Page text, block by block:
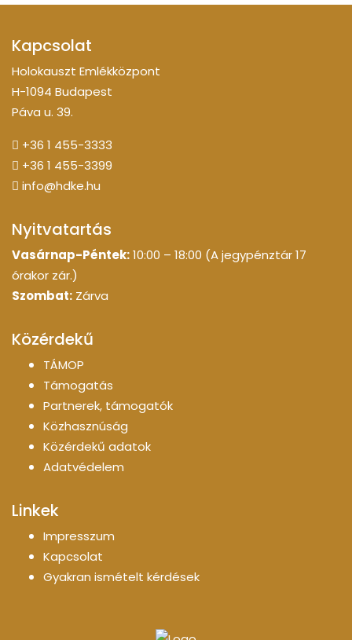
Kapcsolat
Holokauszt Emlékközpont
H-1094 Budapest
Páva u. 39.
+36 1 455-3333
+36 1 455-3399
info@hdke.hu
Nyitvatartás
Vasárnap-Péntek:10:00 – 18:00 (A jegypénztár 17
órakor zár.)
Szombat: Zárva
Közérdekű
TÁMOP
Támogatás
Partnerek, támogatók
Közhasznúság
Közérdekű adatok
Adatvédelem
Linkek
Impresszum
Kapcsolat
Gyakran ismételt kérdések